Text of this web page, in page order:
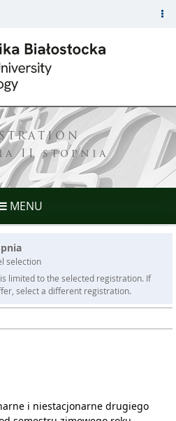
II stopnia
MENU
selection
limited to the selected registration. If
select a different registration.
i niestacjonarne drugiego